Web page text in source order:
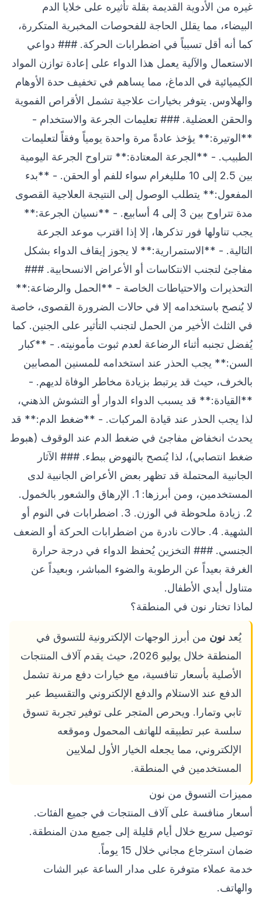
غيره من الأدوية القديمة بقلة تأثيره على خلايا الدم
البيضاء، مما يقلل الحاجة للفحوصات المخبرية المتكررة،
كما أنه أقل تسبباً في اضطرابات الحركة. ### دواعي
الاستعمال والآلية يعمل هذا الدواء على إعادة توازن المواد
الكيميائية في الدماغ، مما يساهم في تخفيف حدة الأوهام
والهلاوس. يتوفر بخيارات علاجية تشمل الأقراص الفموية
والحقن العضلية. ### تعليمات الجرعة والاستخدام -
**الوتيرة:** يؤخذ عادةً مرة واحدة يومياً وفقاً لتعليمات
الطبيب. - **الجرعة المعتادة:** تتراوح الجرعة اليومية
بين 2.5 إلى 10 ملليغرام سواء للفم أو الحقن. - **بدء
المفعول:** يتطلب الوصول إلى النتيجة العلاجية القصوى
مدة تتراوح بين 3 إلى 4 أسابيع. - **نسيان الجرعة:**
يجب تناولها فور تذكرها، إلا إذا اقترب موعد الجرعة
التالية. - **الاستمرارية:** لا يجوز إيقاف الدواء بشكل
مفاجئ لتجنب الانتكاسات أو الأعراض الانسحابية. ###
التحذيرات والاحتياطات الخاصة - **الحمل والرضاعة:**
لا يُنصح باستخدامه إلا في حالات الضرورة القصوى، خاصة
في الثلث الأخير من الحمل لتجنب التأثير على الجنين. كما
يُفضل تجنبه أثناء الرضاعة لعدم ثبوت مأمونيته. - **كبار
السن:** يجب الحذر عند استخدامه للمسنين المصابين
بالخرف، حيث قد يرتبط بزيادة مخاطر الوفاة لديهم. -
**القيادة:** قد يسبب الدواء الدوار أو التشوش الذهني،
لذا يجب الحذر عند قيادة المركبات. - **ضغط الدم:** قد
يحدث انخفاض مفاجئ في ضغط الدم عند الوقوف (هبوط
ضغط انتصابي)، لذا يُنصح بالنهوض ببطء. ### الآثار
الجانبية المحتملة قد تظهر بعض الأعراض الجانبية لدى
المستخدمين، ومن أبرزها: 1. الإرهاق والشعور بالخمول.
2. زيادة ملحوظة في الوزن. 3. اضطرابات في النوم أو
الشهية. 4. حالات نادرة من اضطرابات الحركة أو الضعف
الجنسي. ### التخزين يُحفظ الدواء في درجة حرارة
الغرفة بعيداً عن الرطوبة والضوء المباشر، وبعيداً عن
متناول أيدي الأطفال.
لماذا تختار نون في المنطقة؟
يُعد نون من أبرز الوجهات الإلكترونية للتسوق في
المنطقة خلال يوليو 2026، حيث يقدم آلاف المنتجات
الأصلية بأسعار تنافسية، مع خيارات دفع مرنة تشمل
الدفع عند الاستلام والدفع الإلكتروني والتقسيط عبر
تابي وتمارا. ويحرص المتجر على توفير تجربة تسوق
سلسة عبر تطبيقه للهاتف المحمول وموقعه
الإلكتروني، مما يجعله الخيار الأول لملايين
المستخدمين في المنطقة.
مميزات التسوق من نون
أسعار منافسة على آلاف المنتجات في جميع الفئات.
توصيل سريع خلال أيام قليلة إلى جميع مدن المنطقة.
ضمان استرجاع مجاني خلال 15 يوماً.
خدمة عملاء متوفرة على مدار الساعة عبر الشات
والهاتف.